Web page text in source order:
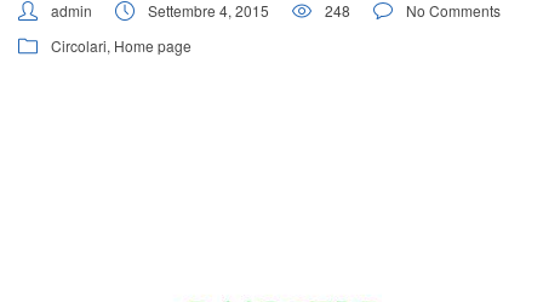
admin Settembre 4, 2015 248
No Comments
Circolari, Home page